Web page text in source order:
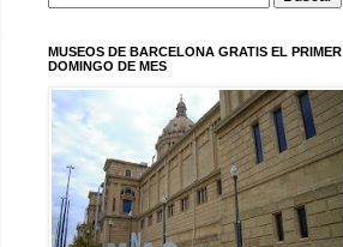
MUSEOS DE BARCELONA GRATIS EL PRIMER
DOMINGO DE MES